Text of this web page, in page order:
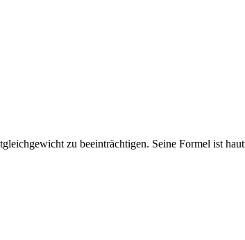
zu beeinträchtigen. Seine Formel ist